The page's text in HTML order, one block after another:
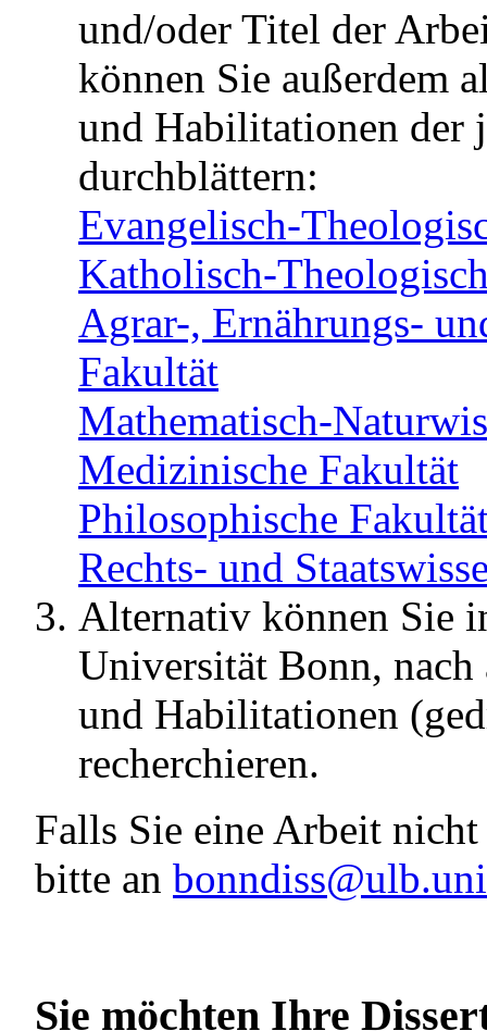
und/oder Titel der
können Sie außerdem
und Habilitationen der
durchblättern:
Evangelisch-
Katholisch-
Agrar-, Ernährungs-
Fakultät
Mathematisch-
Medizinische Fakultät
Philosophische
Rechts- und
Alternativ können Sie
Universität Bonn,
und Habilitationen
recherchieren.
Falls Sie eine Arbeit
bitte an
Sie möchten Ihre